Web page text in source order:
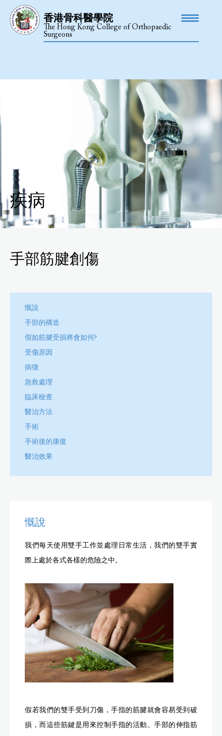
香港骨科醫學院
The Hong Kong College of Orthopaedic
Surgeons
疾病
手部筋腱創傷
慨說
手部的構造
假如筋腱受損將會如何?
受傷原因
病徵
急救處理
臨床檢查
醫治方法
手術
手術後的康復
醫治效果
慨說
我們每天使用雙手工作並處理日常生活，我們的雙手實
際上處於各式各樣的危險之中。
假若我們的雙手受到刀傷，手指的筋腱就會容易受到破
損，而這些筋鍵是用來控制手指的活動。手部的伸指筋